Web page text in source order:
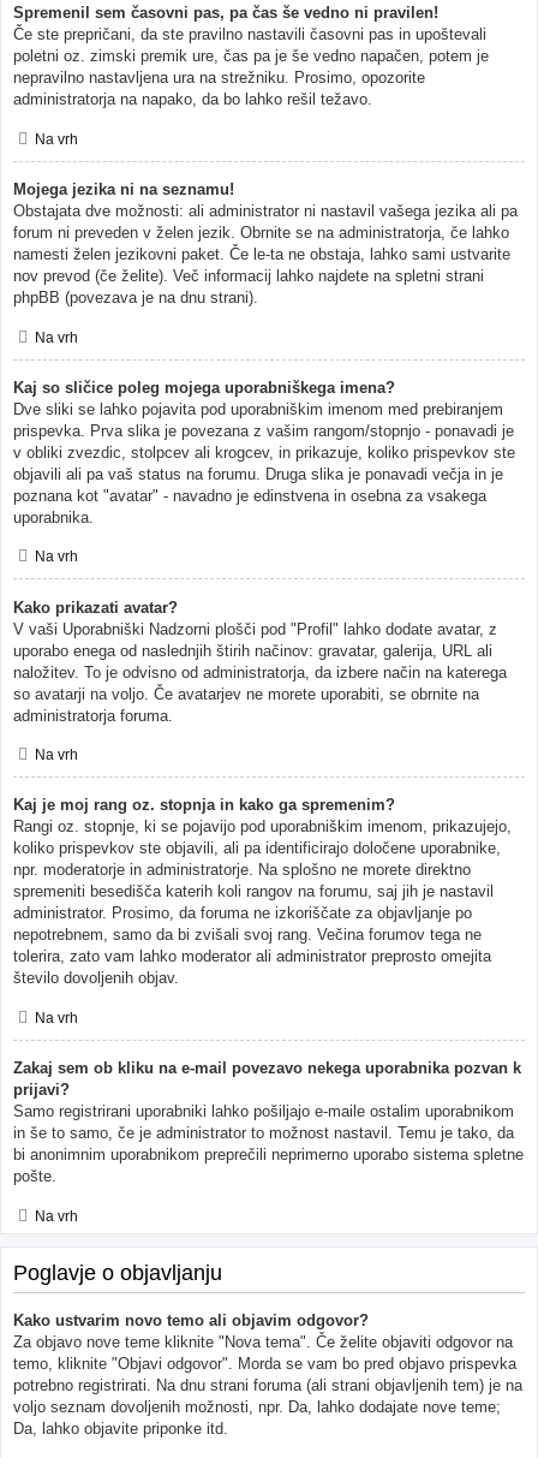
Spremenil sem časovni pas, pa čas še vedno ni pravilen!
Če ste prepričani, da ste pravilno nastavili časovni pas in upoštevali
poletni oz. zimski premik ure, čas pa je še vedno napačen, potem je
nepravilno nastavljena ura na strežniku. Prosimo, opozorite
administratorja na napako, da bo lahko rešil težavo.
Na vrh
Mojega jezika ni na seznamu!
Obstajata dve možnosti: ali administrator ni nastavil vašega jezika ali pa
forum ni preveden v želen jezik. Obrnite se na administratorja, če lahko
namesti želen jezikovni paket. Če le-ta ne obstaja, lahko sami ustvarite
nov prevod (če želite). Več informacij lahko najdete na spletni strani
phpBB (povezava je na dnu strani).
Na vrh
Kaj so sličice poleg mojega uporabniškega imena?
Dve sliki se lahko pojavita pod uporabniškim imenom med prebiranjem
prispevka. Prva slika je povezana z vašim rangom/stopnjo - ponavadi je
v obliki zvezdic, stolpcev ali krogcev, in prikazuje, koliko prispevkov ste
objavili ali pa vaš status na forumu. Druga slika je ponavadi večja in je
poznana kot "avatar" - navadno je edinstvena in osebna za vsakega
uporabnika.
Na vrh
Kako prikazati avatar?
V vaši Uporabniški Nadzorni plošči pod "Profil" lahko dodate avatar, z
uporabo enega od naslednjih štirih načinov: gravatar, galerija, URL ali
naložitev. To je odvisno od administratorja, da izbere način na katerega
so avatarji na voljo. Če avatarjev ne morete uporabiti, se obrnite na
administratorja foruma.
Na vrh
Kaj je moj rang oz. stopnja in kako ga spremenim?
Rangi oz. stopnje, ki se pojavijo pod uporabniškim imenom, prikazujejo,
koliko prispevkov ste objavili, ali pa identificirajo določene uporabnike,
npr. moderatorje in administratorje. Na splošno ne morete direktno
spremeniti besedišča katerih koli rangov na forumu, saj jih je nastavil
administrator. Prosimo, da foruma ne izkoriščate za objavljanje po
nepotrebnem, samo da bi zvišali svoj rang. Večina forumov tega ne
tolerira, zato vam lahko moderator ali administrator preprosto omejita
število dovoljenih objav.
Na vrh
Zakaj sem ob kliku na e-mail povezavo nekega uporabnika pozvan k
prijavi?
Samo registrirani uporabniki lahko pošiljajo e-maile ostalim uporabnikom
in še to samo, če je administrator to možnost nastavil. Temu je tako, da
bi anonimnim uporabnikom preprečili neprimerno uporabo sistema spletne
pošte.
Na vrh
Poglavje o objavljanju
Kako ustvarim novo temo ali objavim odgovor?
Za objavo nove teme kliknite "Nova tema". Če želite objaviti odgovor na
temo, kliknite "Objavi odgovor". Morda se vam bo pred objavo prispevka
potrebno registrirati. Na dnu strani foruma (ali strani objavljenih tem) je na
voljo seznam dovoljenih možnosti, npr. Da, lahko dodajate nove teme;
Da, lahko objavite priponke itd.